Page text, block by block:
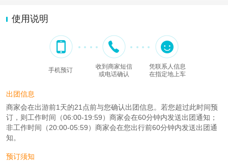
使用说明
手机预订
收到商家短信
或电话确认
凭联系人信息
在指定地上车
出团信息
商家会在出游前1天的21点前与您确认出团信息。若您超过此时间预
订，则工作时间（06:00-19:59）商家会在60分钟内发送出团通知；
非工作时间（20:00-05:59）商家会在您出行前60分钟内发送出团通
知。
预订须知